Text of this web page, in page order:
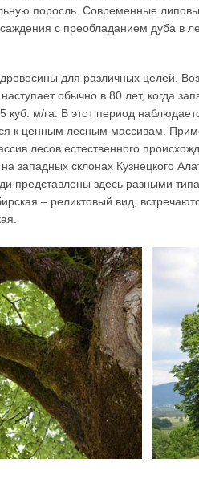
поросль. Современные
с преобладанием дуба в
для различных целей.
обычно в 80 лет, когда
м/га. В этот период
к ценным лесным массивам.
лесов естественного
западных склонах Кузнецкого
представлены здесь разными
– реликтовый вид,